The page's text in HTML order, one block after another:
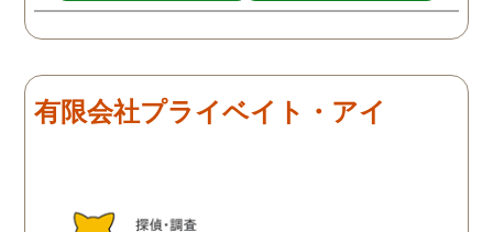
有限会社プライベイト・アイ